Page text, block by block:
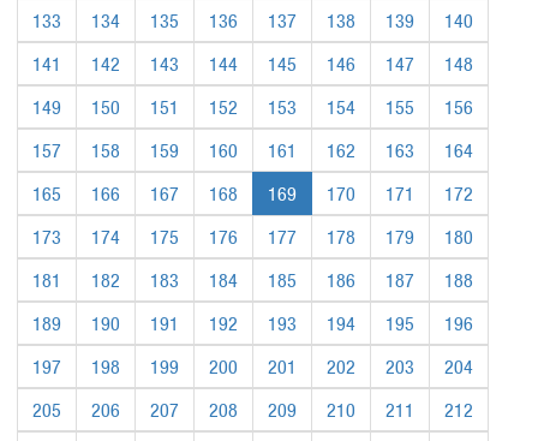
133
134 135 136 137 138 139
140
141
142 143 144 145 146 147
148
149
150 151 152 153 154 155
156
157
158 159 160 161 162 163
164
165
166 167 168 169 170 171
172
173
174 175 176 177 178 179
180
181
182 183 184 185 186 187
188
189
190 191 192 193 194 195
196
197
198 199 200 201 202 203
204
205
206 207 208 209 210 211
212